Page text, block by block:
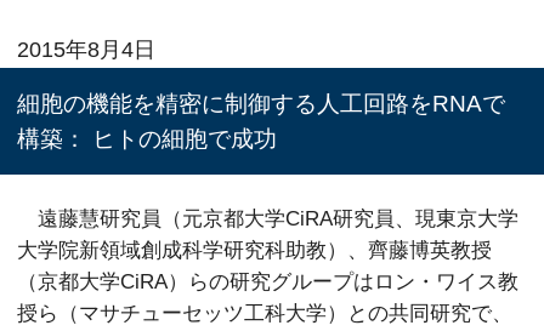
2015年8月4日
細胞の機能を精密に制御する人工回路をRNAで
構築： ヒトの細胞で成功
遠藤慧研究員（元京都大学CiRA研究員、現東京大学
大学院新領域創成科学研究科助教）、齊藤博英教授
（京都大学CiRA）らの研究グループはロン・ワイス教
授ら（マサチューセッツ工科大学）との共同研究で、